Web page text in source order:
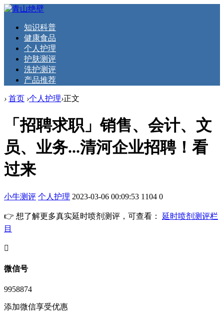
知识科普
健康食品
个人护理
护肤测评
洗护测评
产品推荐
› 首页 ›个人护理›正文
「招聘求职」销售、会计、文
员、业务...清河企业招聘！看
过来
小牛测评 个人护理 2023-03-06 00:09:53 1104 0
👉 想了解更多真实延时喷剂测评，可查看： 延时喷剂测评栏
目
󦘖
微信号
9958874
添加微信享受优惠